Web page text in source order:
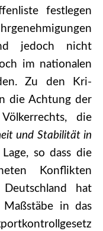
festle­gen
jedoch nicht
im nationalen
Zu den Kri­
die Achtung der
die
und Stabilität in
so dass die
Konflikten
hat
in das